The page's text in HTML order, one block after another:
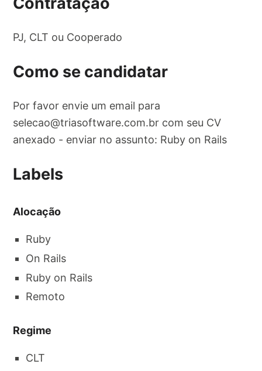
PJ, CLT ou Cooperado
Como se candidatar
Por favor envie um email para
selecao@triasoftware.com.br com seu CV
anexado - enviar no assunto: Ruby on Rails
Labels
Alocação
Ruby
On Rails
Ruby on Rails
Remoto
Regime
CLT